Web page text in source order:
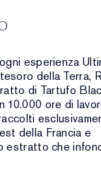
esperienza
della Terra,
di Tartufo
10.000 ore di
della Francia e
estratto che